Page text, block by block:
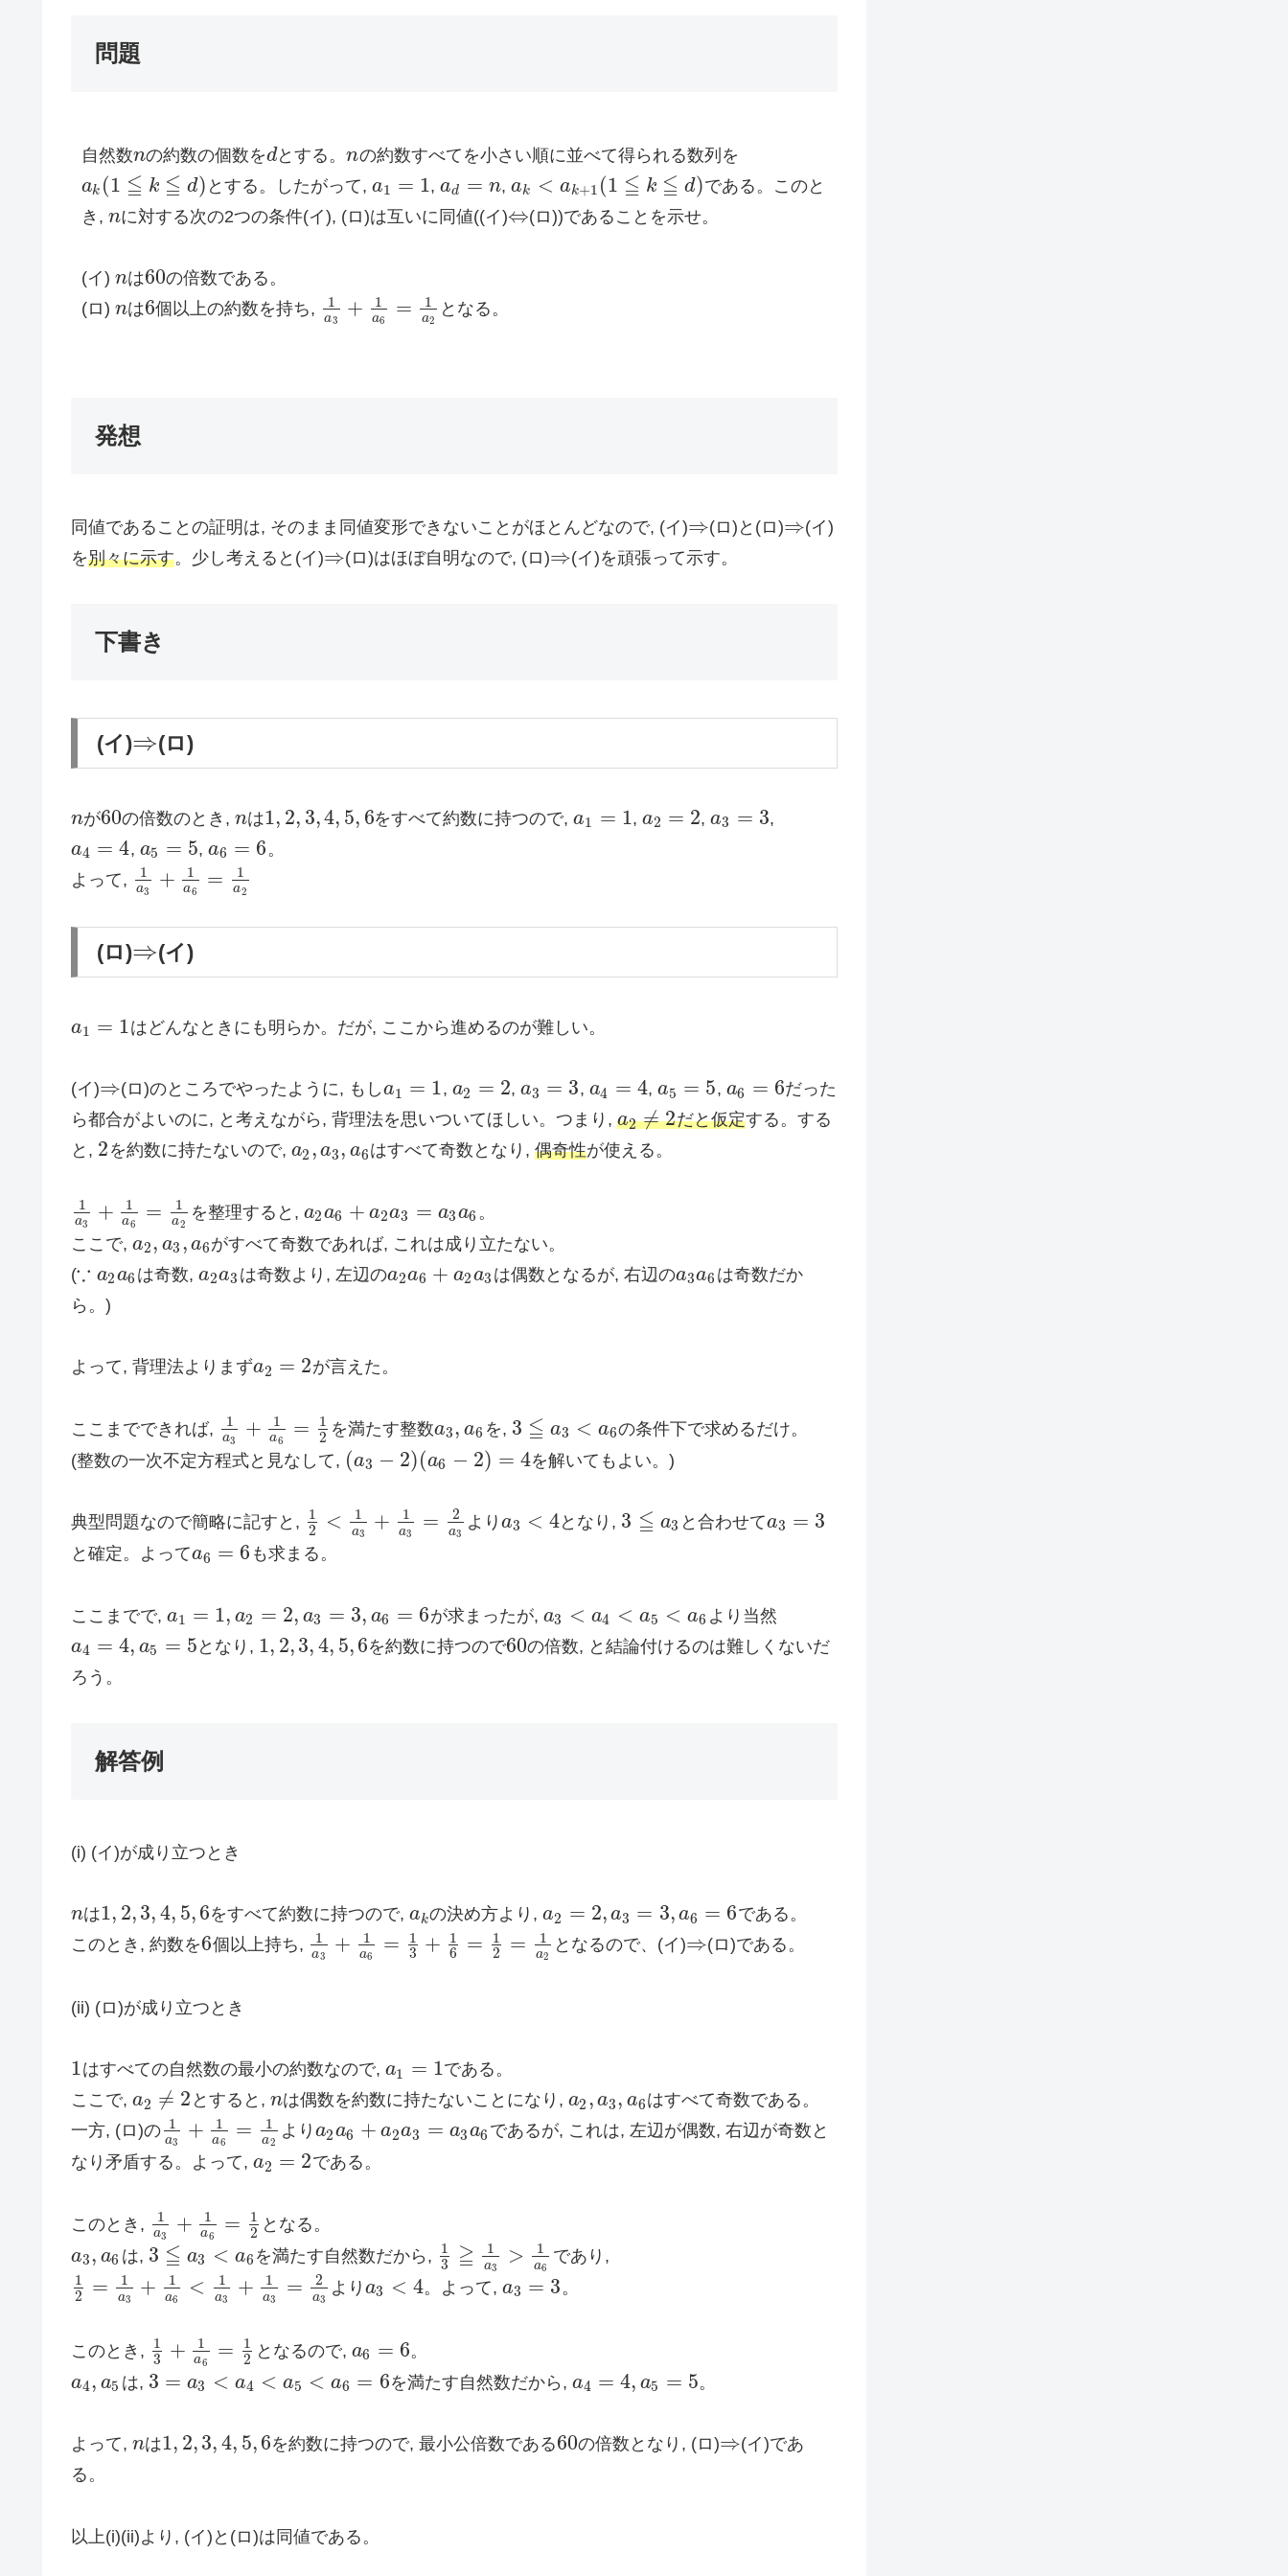
問題
自然数n
nの約数の個数をd
d とする。n
nの約数すべてを小さい順に並べて得られる数列を
ak (1 ≦ k ≦ d)
ak(1≦ k≦ d) とする。したがって, a1 = 1
a1 =1 ,ad = n
ad =n ,ak < ak+1 (1 ≦ k ≦ d)
ak<ak +1(1≦ k≦ d)
である。このと
き, n
nに対する次の2つの条件(イ), (ロ)は互いに同値((イ)⇔
⇔ (ロ))であることを示せ。
(イ) n
nは60
60の倍数である。
(ロ) n
nは6
6個以上の約数を持ち, 1
a3
+ 1
a6
= 1
a2
1a3+1 a6 =1a 2 となる。
発想
同値であることの証明は, そのまま同値変形できないことがほとんどなので, (イ)⇒
⇒ (ロ)と(ロ)⇒
⇒ (イ)
を別々に示す。少し考えると(イ)⇒
⇒ (ロ)はほぼ自明なので, (ロ)⇒
⇒ (イ)を頑張って示す。
下書き
(イ)⇒
⇒ (ロ)
n
n が60
60の倍数のとき,n
nは1, 2, 3,4, 5, 6
1,2,3 ,4, 5,6 をすべて約数に持つので,a1 = 1
a1 =1 , a2 = 2
a2 =2 ,a3 = 3
a3 =3 ,
a4 = 4
a4 =4 , a5 = 5
a5 =5 ,a6 = 6
a6 =6
。
よって,
1
a3
+ 1
a6
= 1
a2
1a 3+1 a6 =1a 2
(ロ)⇒
⇒ (イ)
a1 = 1
a1 =1 はどんなときにも明らか。だが, ここから進めるのが難しい。
(イ)⇒
⇒ (ロ)のところでやったように, もしa1 = 1
a1 =1 , a2 = 2
a2 =2 ,a3 = 3
a3 =3 , a4 = 4
a4 =4 ,a5 = 5
a5 =5 , a6 = 6
a6 =6
だった
ら都合がよいのに, と考えながら, 背理法を思いついてほしい。つまり, a2 ≠ 2
a2≠2 だと仮定する。する
と, 2
2 を約数に持たないので, a2 , a3, a6
a2 ,a3,a 6 はすべて奇数となり, 偶奇性が使える。
1
a3
+ 1
a6
= 1
a2
1a 3+1 a6 =1a 2 を整理すると, a2a6 + a2a3 = a3a6
a2a6 +a2a3=a 3a6
。
ここで, a2, a3 , a6
a2,a3, a 6
がすべて奇数であれば, これは成り立たない。
(∵
∵ a2a6
a2a6 は奇数,a2a3
a2a3 は奇数より, 左辺のa2a6 + a2a3
a2a6+a2a3 は偶数となるが, 右辺のa3a6
a3a6 は奇数だか
ら。)
よって, 背理法よりまずa2 = 2
a2 =2 が言えた。
ここまでできれば, 1
a3
+ 1
a6
=
1
2
1a 3+1 a6 =12 を満たす整数a3, a6
a3,a6 を, 3 ≦ a3 < a6
3≦a3<a 6
の条件下で求めるだけ。
(整数の一次不定方程式と見なして, (a3 − 2)(a6 − 2) = 4
( a3− 2) (a 6 −2) =4 を解いてもよい。)
典型問題なので簡略に記すと,
1
2
< 1
a3
+ 1
a3
= 2
a3
12 <1 a3+ 1a 3=2 a3 より a3 < 4
a3 <4 となり, 3 ≦ a3
3 ≦a3 と合わせてa3 = 3
a3 =3
と確定。よってa6 = 6
a6 =6 も求まる。
ここまでで, a1 = 1, a2 = 2, a3 = 3, a6 = 6
a1 =1, a2 =2, a3=3, a6= 6 が求まったが, a3 < a4 < a5 < a6
a3 <a4<a 5< a6 より当然
a4 = 4, a5 = 5
a4 =4, a5 =5 となり, 1, 2,3,4, 5,6
1,2,3 ,4, 5,6 を約数に持つので60
60の倍数, と結論付けるのは難しくないだ
ろう。
解答例
(i) (イ)が成り立つとき
n
n は1, 2,3,4, 5,6
1,2,3 ,4, 5,6 をすべて約数に持つので,ak
akの決め方より,a2 = 2, a3 = 3, a6 = 6
a2 =2, a3=3, a6=6
である。
このとき, 約数を6
6個以上持ち, 1
a3
+ 1
a6
=
1
3 +
1
6
=
1
2
= 1
a2
1a3+1 a6 =13 +16= 12 =1 a2 となるので、(イ)⇒
⇒ (ロ)である。
(ii) (ロ)が成り立つとき
1
1はすべての自然数の最小の約数なので, a1 = 1
a1 =1
である。
ここで, a2 ≠ 2
a2 ≠2 とすると, n
nは偶数を約数に持たないことになり, a2 , a3, a6
a2 ,a3,a 6
はすべて奇数である。
一方, (ロ)の 1
a3
+ 1
a6
= 1
a2
1a 3+1 a6 =1a 2 より a2a6 + a2a3 = a3a6
a2a6 +a2a3=a 3a6
であるが, これは, 左辺が偶数, 右辺が奇数と
なり矛盾する。よって, a2 = 2
a2 =2 である。
このとき, 1
a3
+ 1
a6
=
1
2
1a 3+1 a6 =12 となる。
a3, a6
a3,a6 は, 3 ≦ a3 < a6
3≦a3<a 6 を満たす自然数だから,
1
3
≧ 1
a3
> 1
a6
13 ≧1 a3> 1a 6 であり,
1
2
= 1
a3
+ 1
a6
< 1
a3
+ 1
a3
= 2
a3
12 =1 a3+ 1a 6<1 a3 +1a 3= 2a3 より a3 < 4
a3 <4 。よって,a3 = 3
a3 =3 。
このとき,
1
3
+ 1
a6
=
1
2
13 +1 a6= 12 となるので, a6 = 6
a6 =6 。
a4, a5
a4 ,a5 は, 3 = a3 < a4 < a5 < a6 = 6
3=a3<a 4< a5< a6 =6 を満たす自然数だから, a4 = 4, a5 = 5
a4 =4, a5 =5 。
よって, n
n は1, 2,3,4, 5,6
1,2,3 ,4, 5,6 を約数に持つので, 最小公倍数である60
60の倍数となり, (ロ)⇒
⇒ (イ)であ
る。
以上(i)(ii)より, (イ)と(ロ)は同値である。